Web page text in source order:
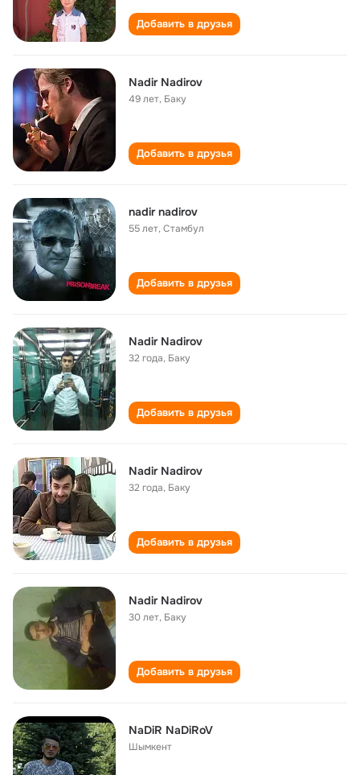
Добавить в друзья
Nadir Nadirov
49 лет, Баку
Добавить в друзья
nadir nadirov
55 лет,Стамбул
Добавить в друзья
Nadir Nadirov
32 года, Баку
Добавить в друзья
Nadir Nadirov
32 года, Баку
Добавить в друзья
Nadir Nadirov
30 лет, Баку
Добавить в друзья
NaDiR NaDiRoV
Шымкент